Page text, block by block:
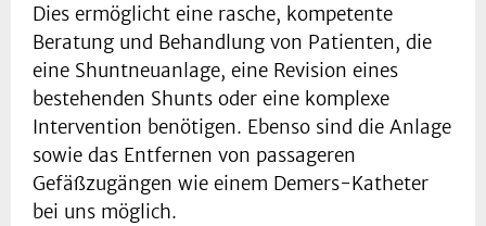
Dies ermöglicht eine rasche, kompetente
Beratung und Behandlung von Patienten, die
eine Shuntneuanlage, eine Revision eines
bestehenden Shunts oder eine komplexe
Intervention benötigen. Ebenso sind die Anlage
sowie das Entfernen von passageren
Gefäßzugängen wie einem Demers-Katheter
bei uns möglich.